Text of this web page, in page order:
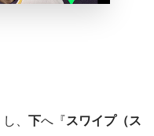
し、 下へ『スワイプ（ス